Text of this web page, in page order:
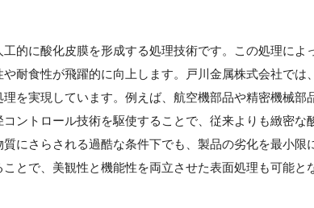
的に酸化皮膜を形成する処理技術です。この処理によ
耐食性が飛躍的に向上します。戸川金属株式会社では、
を実現しています。例えば、航空機部品や精密機械部
ントロール技術を駆使することで、従来よりも緻密な
にさらされる過酷な条件下でも、製品の劣化を最小限
とで、美観性と機能性を両立させた表面処理も可能と